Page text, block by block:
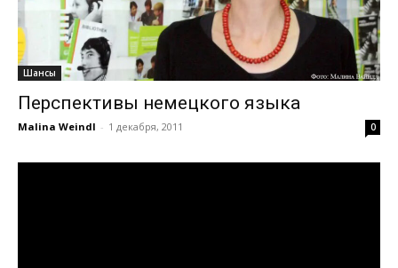
Шансы
Перспективы немецкого языка
Malina Weindl - 1 декабря, 2011 0